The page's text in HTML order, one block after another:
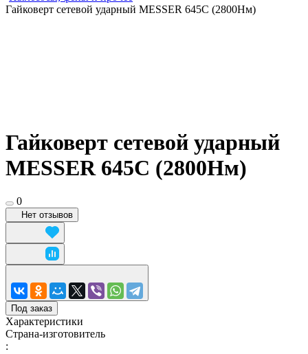
Гайковерт сетевой ударный MESSER 645C (2800Нм)
Гайковерт сетевой ударный
MESSER 645C (2800Нм)
0
Нет отзывов
Под заказ
Характеристики
Страна-изготовитель
: